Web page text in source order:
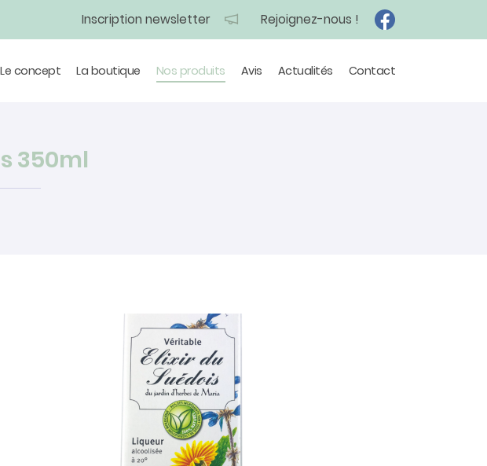
Inscription newsletter Rejoignez-nous !
Le concept La boutique Nos produits Avis Actualités Contact
350ml